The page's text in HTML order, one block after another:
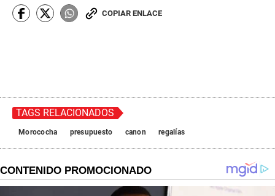
COPIAR ENLACE
TAGS RELACIONADOS
Morococha presupuesto canon regalías